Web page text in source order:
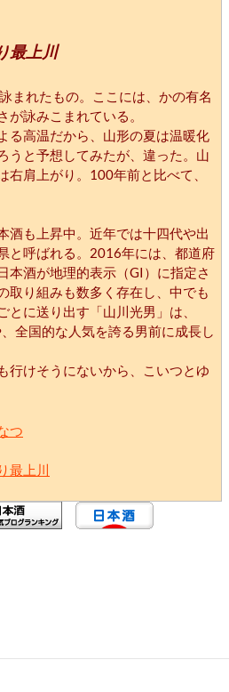
最上川
まれたもの。ここには、かの有名
が詠みこまれている。
る高温だから、山形の夏は温暖化
うと予想してみたが、違った。山
右肩上がり。100年前と比べて、
酒も上昇中。近年では十四代や出
と呼ばれる。2016年には、都道府
本酒が地理的表示（GI）に指定さ
取り組みも数多く存在し、中でも
とに送り出す「山川光男」は、
全国的な人気を誇る男前に成長し
行けそうにないから、こいつとゆ
つ
最上川